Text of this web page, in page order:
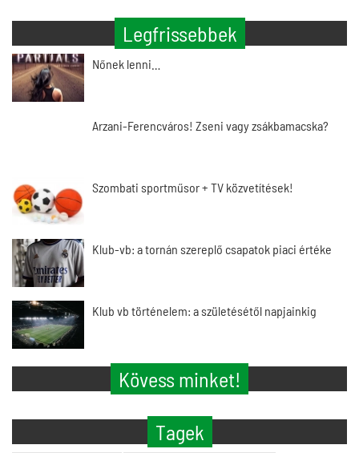
Legfrissebbek
Nőnek lenni…
Arzani-Ferencváros! Zseni vagy zsákbamacska?
Szombati sportműsor + TV közvetítések!
Klub-vb: a tornán szereplő csapatok piaci értéke
Klub vb történelem: a születésétől napjainkig
Kövess minket!
Tagek